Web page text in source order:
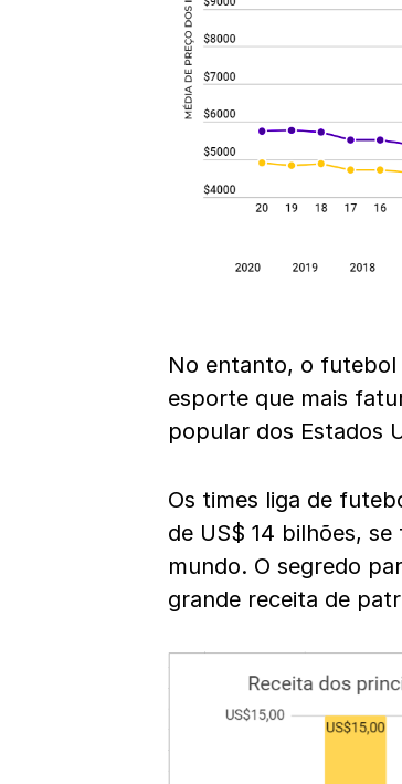
No entanto, o futebol
esporte que mais
popular dos Estados
Os times liga de
de US$ 14 bilhões,
mundo. O segredo
grande receita de